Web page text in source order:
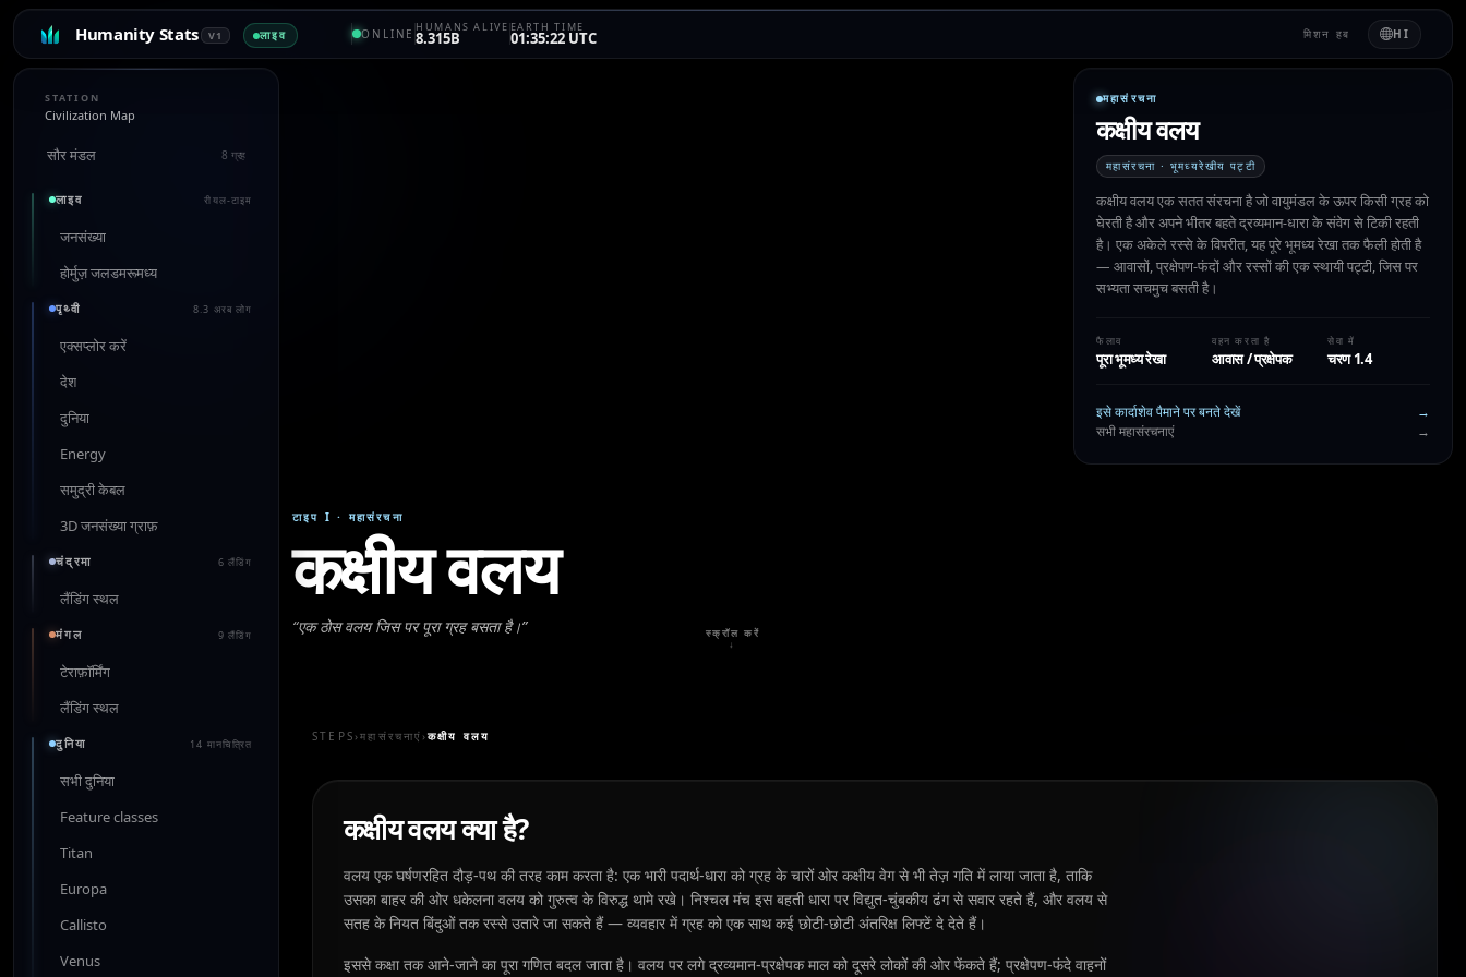
Humanity Stats V1 लाइव ONLINE HUMANS ALIVE
8.315B
EARTH TIME
01:35:22 UTC मिशन हब HI
STATION
Civilization Map
सौर मंडल 8 ग्रह
लाइव रीयल-टाइम
जनसंख्या
होर्मुज़ जलडमरूमध्य
पृथ्वी 8.3 अरब लोग
एक्सप्लोर करें
देश
दुनिया
Energy
समुद्री केबल
3D जनसंख्या ग्राफ़
चंद्रमा 6 लैंडिंग
लैंडिंग स्थल
मंगल 9 लैंडिंग
टेराफ़ॉर्मिंग
लैंडिंग स्थल
दुनिया 14 मानचित्रित
सभी दुनिया
Feature classes
Titan
Europa
Callisto
Venus
टाइप I · महासंरचना
कक्षीय वलय
“एक ठोस वलय जिस पर पूरा ग्रह बसता है।”
स्क्रॉल करें
↓
महासंरचना
कक्षीय वलय
महासंरचना · भूमध्यरेखीय पट्टी
कक्षीय वलय एक सतत संरचना है जो वायुमंडल के ऊपर किसी ग्रह को
घेरती है और अपने भीतर बहते द्रव्यमान-धारा के संवेग से टिकी रहती
है। एक अकेले रस्से के विपरीत, यह पूरे भूमध्य रेखा तक फैली होती है
— आवासों, प्रक्षेपण-फंदों और रस्सों की एक स्थायी पट्टी, जिस पर
सभ्यता सचमुच बसती है।
फैलाव
पूरा भूमध्य रेखा
वहन करता है
आवास / प्रक्षेपक
सेवा में
चरण 1.4
इसे कार्दाशेव पैमाने पर बनते देखें
→
सभी महासंरचनाएं
→
STEPS ›महासंरचनाएं ›कक्षीय वलय
कक्षीय वलय क्या है?
वलय एक घर्षणरहित दौड़-पथ की तरह काम करता है: एक भारी पदार्थ-धारा को ग्रह के चारों ओर कक्षीय वेग से भी तेज़ गति में लाया जाता है, ताकि
उसका बाहर की ओर धकेलना वलय को गुरुत्व के विरुद्ध थामे रखे। निश्चल मंच इस बहती धारा पर विद्युत-चुंबकीय ढंग से सवार रहते हैं, और वलय से
सतह के नियत बिंदुओं तक रस्से उतारे जा सकते हैं — व्यवहार में ग्रह को एक साथ कई छोटी-छोटी अंतरिक्ष लिफ्टें दे देते हैं।
इससे कक्षा तक आने-जाने का पूरा गणित बदल जाता है। वलय पर लगे द्रव्यमान-प्रक्षेपक माल को दूसरे लोकों की ओर फेंकते हैं; प्रक्षेपण-फंदे वाहनों